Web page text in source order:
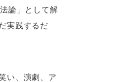
論」として解
実践するだ
い、演劇、ア